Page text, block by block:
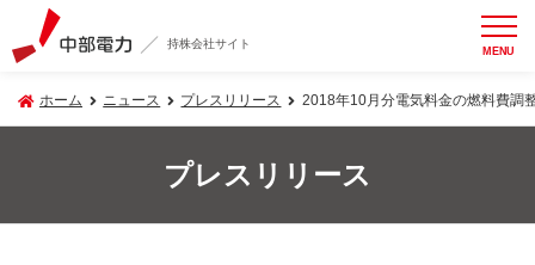
持株会社サイト MENU
ホーム ニュース プレスリリース 2018年10月分電気料金の燃料費調
プレスリリース